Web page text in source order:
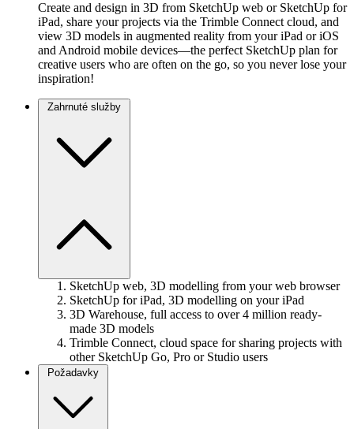
Create and design in 3D from SketchUp web or SketchUp for
iPad, share your projects via the Trimble Connect cloud, and
view 3D models in augmented reality from your iPad or iOS
and Android mobile devices—the perfect SketchUp plan for
creative users who are often on the go, so you never lose your
inspiration!
Zahrnuté služby
SketchUp web, 3D modelling from your web browser
SketchUp for iPad, 3D modelling on your iPad
3D Warehouse, full access to over 4 million ready-
made 3D models
Trimble Connect, cloud space for sharing projects with
other SketchUp Go, Pro or Studio users
Požadavky